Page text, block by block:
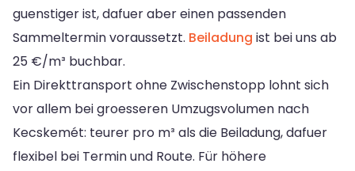
guenstiger ist, dafuer aber einen passenden
Sammeltermin voraussetzt. Beiladung ist bei uns ab
25 €/m³ buchbar.
Ein Direkttransport ohne Zwischenstopp lohnt sich
vor allem bei groesseren Umzugsvolumen nach
Kecskemét: teurer pro m³ als die Beiladung, dafuer
flexibel bei Termin und Route. Für höhere